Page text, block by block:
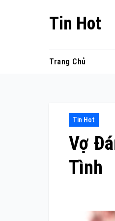
Tin Hot
Trang Chủ
Tin Hot
Vợ
Tình